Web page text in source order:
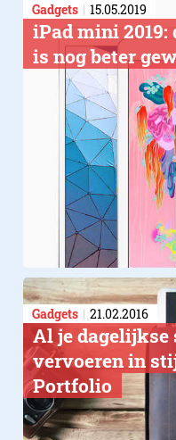
Gadgets 15.05.2019
​iPad mini
is nog beter
Gadgets 21.02.2016
Al je dagelijkse
vervoeren in
Portfolio